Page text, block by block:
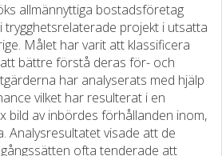
allmännyttiga bostadsföretag
trygghetsrelaterade projekt i utsatta
Målet har varit att klassificera
bättre förstå deras för- och
har analyserats med hjälp
vilket har resulterat i en
bild av inbördes förhållanden inom,
Analysresultatet visade att de
ofta tenderade att